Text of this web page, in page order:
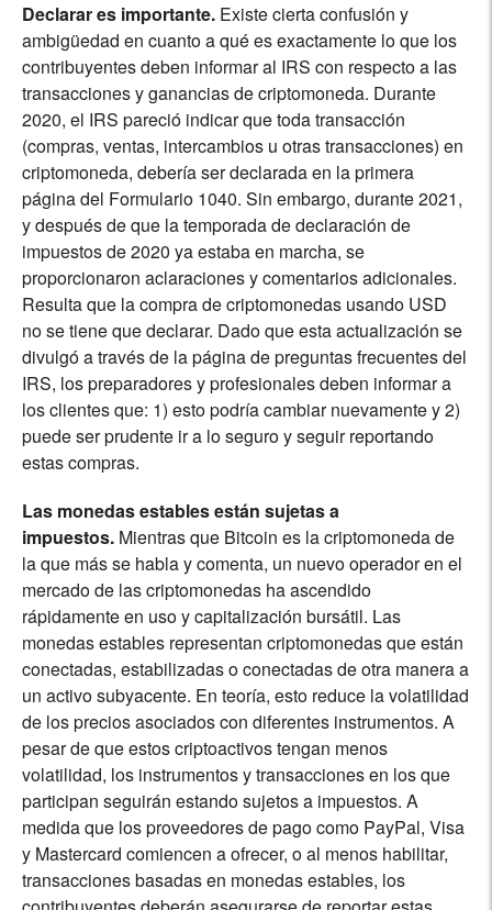
Declarar es importante. Existe cierta confusión y
ambigüedad en cuanto a qué es exactamente lo que los
contribuyentes deben informar al IRS con respecto a las
transacciones y ganancias de criptomoneda. Durante
2020, el IRS pareció indicar que toda transacción
(compras, ventas, intercambios u otras transacciones) en
criptomoneda, debería ser declarada en la primera
página del Formulario 1040. Sin embargo, durante 2021,
y después de que la temporada de declaración de
impuestos de 2020 ya estaba en marcha, se
proporcionaron aclaraciones y comentarios adicionales.
Resulta que la compra de criptomonedas usando USD
no se tiene que declarar. Dado que esta actualización se
divulgó a través de la página de preguntas frecuentes del
IRS, los preparadores y profesionales deben informar a
los clientes que: 1) esto podría cambiar nuevamente y 2)
puede ser prudente ir a lo seguro y seguir reportando
estas compras.
Las monedas estables están sujetas a
impuestos. Mientras que Bitcoin es la criptomoneda de
la que más se habla y comenta, un nuevo operador en el
mercado de las criptomonedas ha ascendido
rápidamente en uso y capitalización bursátil. Las
monedas estables representan criptomonedas que están
conectadas, estabilizadas o conectadas de otra manera a
un activo subyacente. En teoría, esto reduce la volatilidad
de los precios asociados con diferentes instrumentos. A
pesar de que estos criptoactivos tengan menos
volatilidad, los instrumentos y transacciones en los que
participan seguirán estando sujetos a impuestos. A
medida que los proveedores de pago como PayPal, Visa
y Mastercard comiencen a ofrecer, o al menos habilitar,
transacciones basadas en monedas estables, los